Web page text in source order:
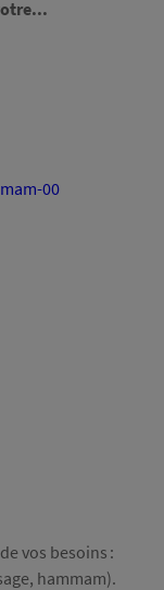
vos besoins :
hammam).